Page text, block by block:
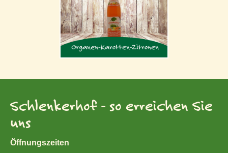
Schlenkerhof - so erreichen Sie
uns
Öffnungszeiten